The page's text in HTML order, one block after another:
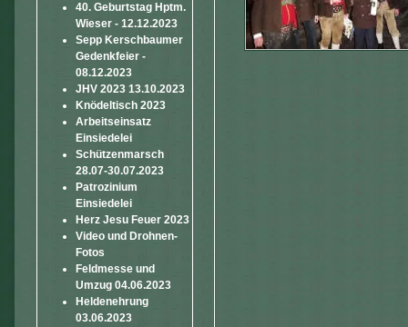
40. Geburtstag Hptm.
Wieser - 12.12.2023
Sepp Kerschbaumer
Gedenkfeier -
08.12.2023
JHV 2023 13.10.2023
Knödeltisch 2023
Arbeitseinsatz
Einsiedelei
Schützenmarsch
28.07-30.07.2023
Patrozinium
Einsiedelei
Herz Jesu Feuer 2023
Video und Drohnen-
Fotos
Feldmesse und
Umzug 04.06.2023
Heldenehrung
03.06.2023